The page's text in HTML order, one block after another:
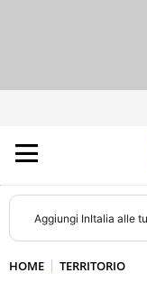
Aggiungi InItalia alle
HOME TERRITORIO